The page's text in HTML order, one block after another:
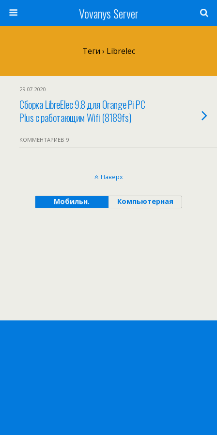
Vovanys Server
Теги › Librelec
29.07.2020
Сборка LibreElec 9.8 для Orange Pi PC
Plus с работающим Wifi (8189fs)
КОММЕНТАРИЕВ 9
Наверх
Мобильн. Компьютерная